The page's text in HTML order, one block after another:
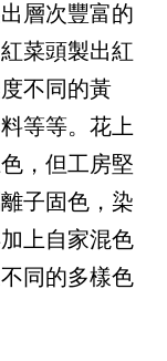
層次豐富的
菜頭製出紅
不同的黃
等等。花上
，但工房堅
子固色，染
上自家混色
同的多樣色